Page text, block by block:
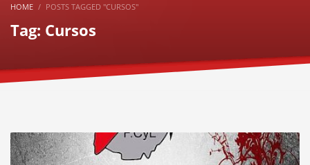
HOME POSTS TAGGED "CURSOS"
Tag: Cursos